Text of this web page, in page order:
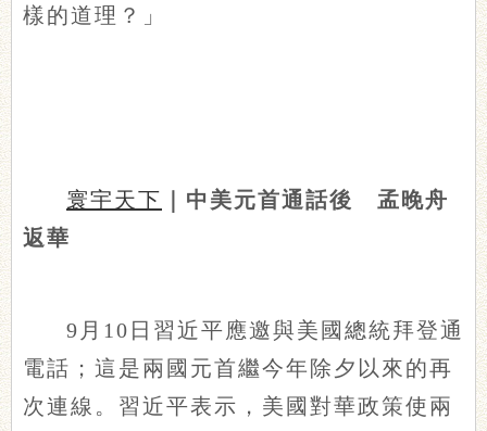
樣的道理？」
寰宇天下 ｜中美元首通話後 孟晚舟
返華
9月10日習近平應邀與美國總統拜登通
電話；這是兩國元首繼今年除夕以來的再
次連線。習近平表示，美國對華政策使兩